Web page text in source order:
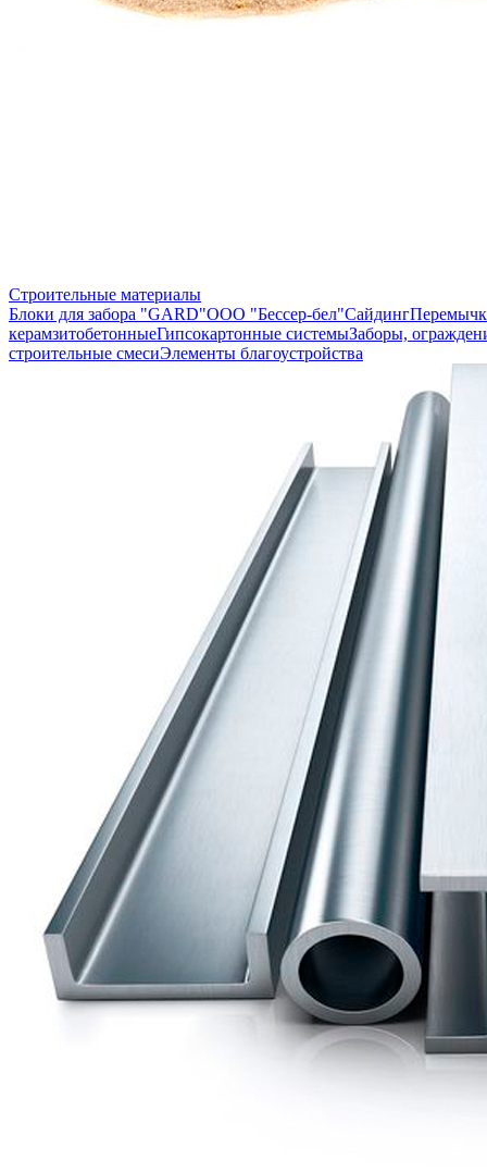
Строительные материалы
Блоки для забора "GARD"ООО "Бессер-бел"Сайдинг
керамзитобетонныеГипсокартонные системыЗаборы,
строительные смесиЭлементы благоустройства